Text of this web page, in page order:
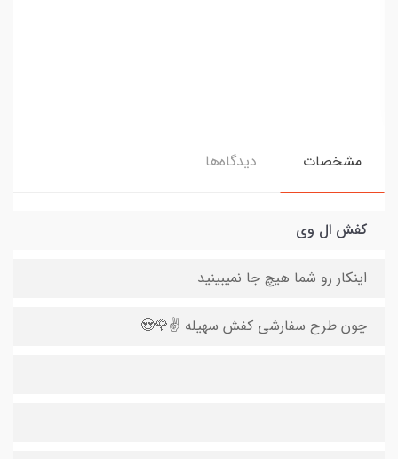
مشخصات دیدگاه‌ها
کفش ال وی
اینکار رو شما هیچ جا نمیبینید
چون طرح سفارشی کفش سهیله ✌️🌹😍